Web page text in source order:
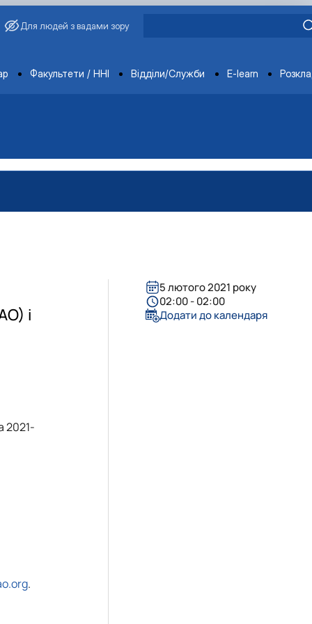
Для людей з вадами зору
Факультети / ННІ Відділи/Служби E-learn
і
2021-
.
5 лютого 2021 року
02:00 - 02:00
Додати до календаря